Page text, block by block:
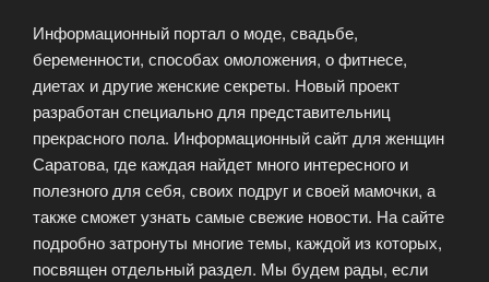
Информационный портал о моде, свадьбе,
беременности, способах омоложения, о фитнесе,
диетах и другие женские секреты. Новый проект
разработан специально для представительниц
прекрасного пола. Информационный сайт для женщин
Саратова, где каждая найдет много интересного и
полезного для себя, своих подруг и своей мамочки, а
также сможет узнать самые свежие новости. На сайте
подробно затронуты многие темы, каждой из которых,
посвящен отдельный раздел. Мы будем рады, если